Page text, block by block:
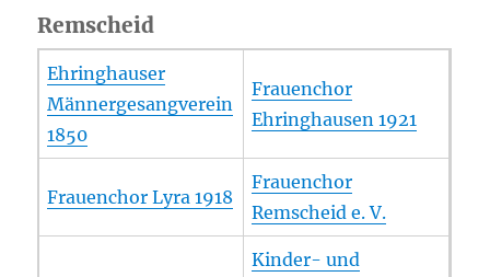
Remscheid
Ehringhauser
Männergesangverein
1850
Frauenchor
Ehringhausen 1921
Frauenchor Lyra 1918
Frauenchor
Remscheid e. V.
Kinder- und